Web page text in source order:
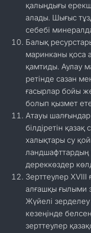
қалыңдығы
алады. Шығыс
себебі
Балық
маринканы қоса
қамтиды. Аулау
ретінде сазан
ғасырлар бойы
болып қызмет
Атауы
білдіретін қазақ
халықтары су
ландшафттардың
дереккөздер
Зерттеулер
алғашқы ғылыми
Жүйелі
кезеңінде
зерттеулер